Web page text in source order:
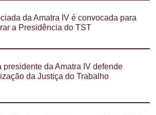
da Amatra IV é convocada para
a Presidência do TST
presidente da Amatra IV defende
da Justiça do Trabalho